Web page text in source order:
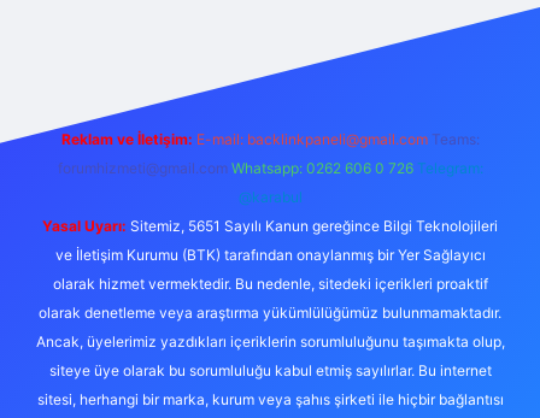
Reklam ve İletişim: E-mail: backlinkpaneli@gmail.com Teams:
forumhizmeti@gmail.com Whatsapp: 0262 606 0 726 Telegram:
@karabul
Yasal Uyarı: Sitemiz, 5651 Sayılı Kanun gereğince Bilgi Teknolojileri
ve İletişim Kurumu (BTK) tarafından onaylanmış bir Yer Sağlayıcı
olarak hizmet vermektedir. Bu nedenle, sitedeki içerikleri proaktif
olarak denetleme veya araştırma yükümlülüğümüz bulunmamaktadır.
Ancak, üyelerimiz yazdıkları içeriklerin sorumluluğunu taşımakta olup,
siteye üye olarak bu sorumluluğu kabul etmiş sayılırlar. Bu internet
sitesi, herhangi bir marka, kurum veya şahıs şirketi ile hiçbir bağlantısı